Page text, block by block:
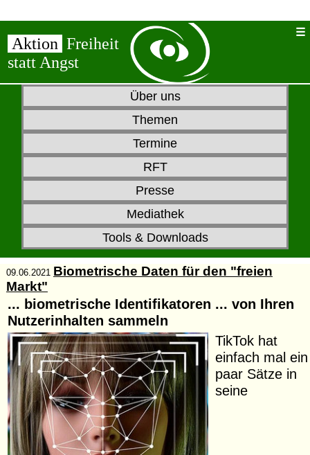
Aktion Freiheit
statt Angst
Über uns
Themen
Termine
RFT
Presse
Mediathek
Tools & Downloads
09.06.2021 Biometrische Daten für den "freien
Markt"
... biometrische Identifikatoren ... von Ihren
Nutzerinhalten sammeln
TikTok hat
einfach mal ein
paar Sätze in
seine